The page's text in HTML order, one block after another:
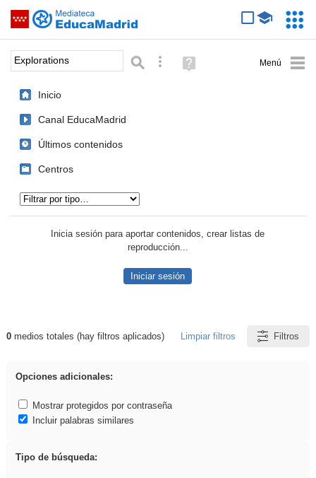
Saltar navegación
Palabra o frase: Búsqueda avanzada
Ayuda
(en
Inicio
Canal EducaMadrid
Últimos contenidos
Centros
Inicia sesión para aportar contenidos, crear listas de
reproducción...
Iniciar sesión
Resultados de: Explorations
0medios totales (hay filtros aplicados) Limpiar filtros Filtros
Opciones adicionales:
Mostrar protegidos por contraseña
Incluir palabras similares
Tipo de búsqueda: